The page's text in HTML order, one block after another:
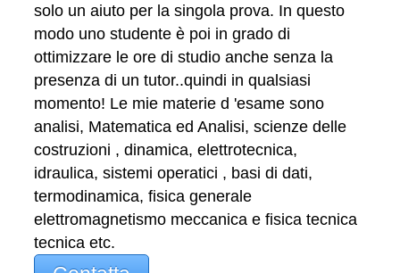
solo un aiuto per la singola prova. In questo
modo uno studente è poi in grado di
ottimizzare le ore di studio anche senza la
presenza di un tutor..quindi in qualsiasi
momento! Le mie materie d 'esame sono
analisi, Matematica ed Analisi, scienze delle
costruzioni , dinamica, elettrotecnica,
idraulica, sistemi operatici , basi di dati,
termodinamica, fisica generale
elettromagnetismo meccanica e fisica tecnica
tecnica etc.